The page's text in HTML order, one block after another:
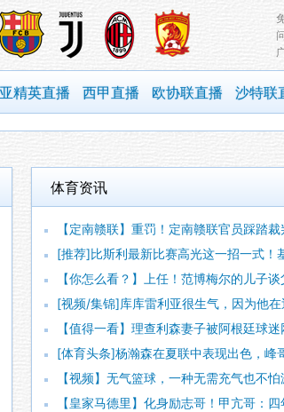
亚精英直播 西甲直播 欧协联直播 沙特联
体育资讯
【定南赣联】重罚！定南赣联官员踩踏裁判脚部，罚
[推荐]比斯利最新比赛高光这一招一式！基本
【你怎么看？】上任！范博梅尔的儿子谈父亲成为比利
[视频/集锦]库库雷利亚很生气，因为他在巡游时碰
【值得一看】理查利森妻子被阿根廷球迷网暴：收到数
[体育头条]杨瀚森在夏联中表现出色，峰哥分析攻击
【视频】无气篮球，一种无需充气也不怕漏气的
【皇家马德里】化身励志哥！甲亢哥：四年前我在妈妈